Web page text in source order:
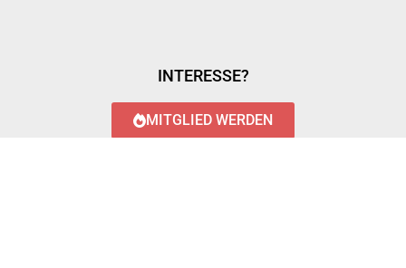
INTERESSE?
MITGLIED WERDEN